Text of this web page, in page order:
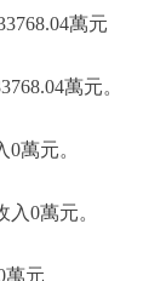
萬元
萬元。
萬元。
0萬元。
元